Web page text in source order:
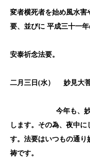
変者横死者を始め風水害
要、並びに 平成三十一
安泰祈念法要。
二月三日(水） 妙見大菩
今年も、
します。その為、夜中
す。法要はいつもの通り
祷です。